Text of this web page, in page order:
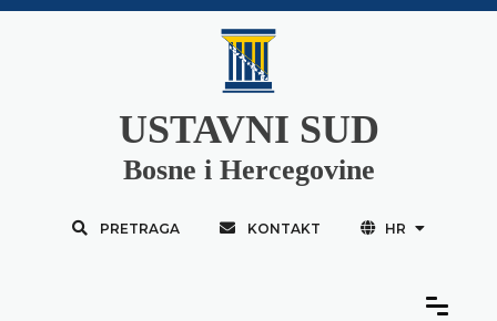
USTAVNI SUD
Bosne i Hercegovine
PRETRAGA KONTAKT HR